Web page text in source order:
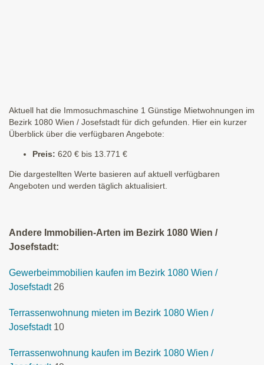
Aktuell hat die Immosuchmaschine 1 Günstige Mietwohnungen im
Bezirk 1080 Wien / Josefstadt für dich gefunden. Hier ein kurzer
Überblick über die verfügbaren Angebote:
Preis: 620 € bis 13.771 €
Die dargestellten Werte basieren auf aktuell verfügbaren
Angeboten und werden täglich aktualisiert.
Andere Immobilien-Arten im Bezirk 1080 Wien /
Josefstadt:
Gewerbeimmobilien kaufen im Bezirk 1080 Wien /
Josefstadt 26
Terrassenwohnung mieten im Bezirk 1080 Wien /
Josefstadt 10
Terrassenwohnung kaufen im Bezirk 1080 Wien /